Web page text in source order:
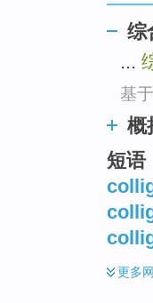
综
...
基
概
短语
更多